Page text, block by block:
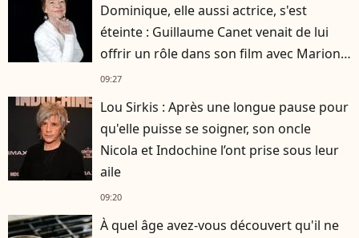
Dominique, elle aussi actrice, s'est
éteinte : Guillaume Canet venait de lui
offrir un rôle dans son film avec Marion
Cotillard
09:27
Lou Sirkis : Après une longue pause pour
qu'elle puisse se soigner, son oncle
Nicola et Indochine l’ont prise sous leur
aile
09:20
À quel âge avez-vous découvert qu'il ne